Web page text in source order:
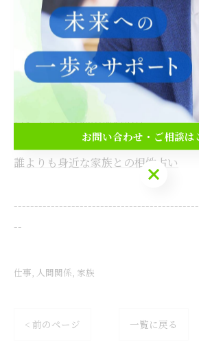
住所 : 岐阜県羽島市
電話番号 :090-5856-4815
占いでわかる仕事の適性と強み
占いで見る人間関係の相性
誰よりも身近な家族との相性占い
--
仕事 人間関係 家族
< 前のページ 一覧に戻る
お問い合わせ・ご相談は
お問い合わせ・ご相談は